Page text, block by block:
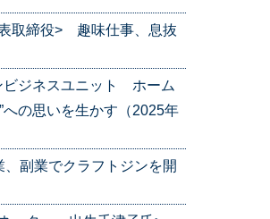
取締役> 趣味仕事、息抜
ビジネスユニット ホーム
の思いを生かす（2025年
副業でクラフトジンを開